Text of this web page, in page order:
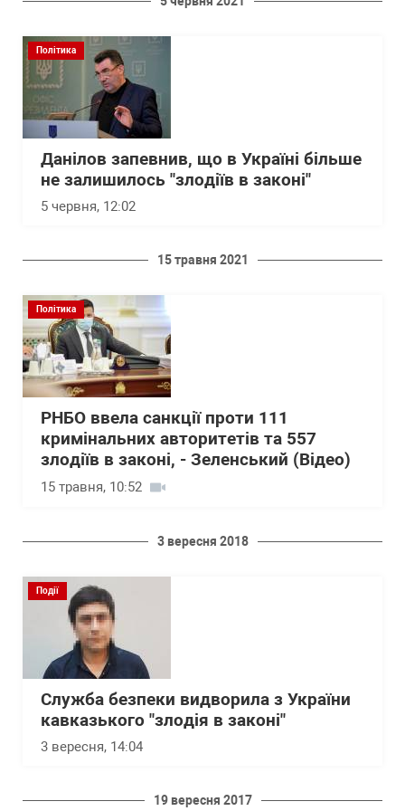
Політика
Данілов запевнив, що в Україні більше
не залишилось "злодіїв в законі"
5 червня, 12:02
15 травня 2021
Політика
РНБО ввела санкції проти 111
кримінальних авторитетів та 557
злодіїв в законі, - Зеленський (Відео)
15 травня, 10:52
3 вересня 2018
Події
Служба безпеки видворила з України
кавказького "злодія в законі"
3 вересня, 14:04
19 вересня 2017